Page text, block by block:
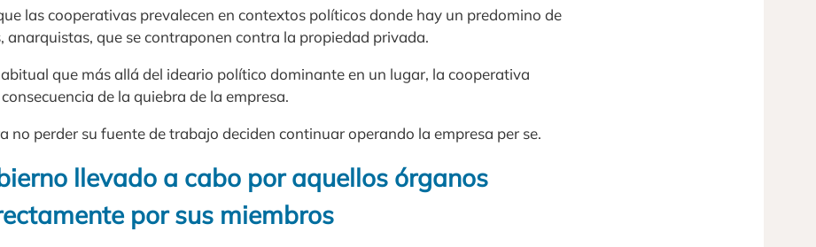
las cooperativas prevalecen en contextos políticos donde hay un predomino de
anarquistas, que se contraponen contra la propiedad privada.
que más allá del ideario político dominante en un lugar, la cooperativa
de la quiebra de la empresa.
no perder su fuente de trabajo deciden continuar operando la empresa per se.
llevado a cabo por aquellos órganos
por sus miembros